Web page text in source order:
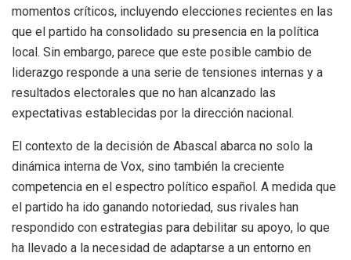
momentos críticos, incluyendo elecciones recientes en las
que el partido ha consolidado su presencia en la política
local. Sin embargo, parece que este posible cambio de
liderazgo responde a una serie de tensiones internas y a
resultados electorales que no han alcanzado las
expectativas establecidas por la dirección nacional.
El contexto de la decisión de Abascal abarca no solo la
dinámica interna de Vox, sino también la creciente
competencia en el espectro político español. A medida que
el partido ha ido ganando notoriedad, sus rivales han
respondido con estrategias para debilitar su apoyo, lo que
ha llevado a la necesidad de adaptarse a un entorno en